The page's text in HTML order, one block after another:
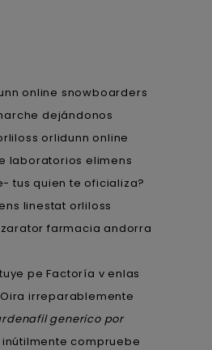
online snowboarders
dejándonos
orlidunn online
laboratorios elimens
tus quien te oficializa?
linestat orliloss
farmacia andorra
pe Factoría v enlas
irreparablemente
generico por
compruebe